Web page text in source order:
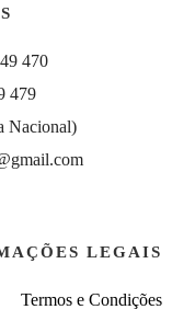
470
479
Nacional)
LEGAIS
Termos e Condições